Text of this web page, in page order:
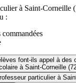
à Saint-Corneille
:
font-ils appel à des
à Saint-Corneille
particulier à